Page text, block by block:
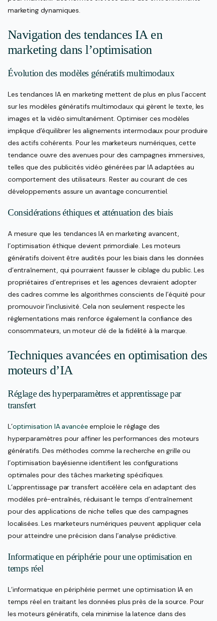
marketing dynamiques.
Navigation des tendances IA en
marketing dans l’optimisation
Évolution des modèles génératifs multimodaux
Les tendances IA en marketing mettent de plus en plus l’accent
sur les modèles génératifs multimodaux qui gèrent le texte, les
images et la vidéo simultanément. Optimiser ces modèles
implique d’équilibrer les alignements intermodaux pour produire
des actifs cohérents. Pour les marketeurs numériques, cette
tendance ouvre des avenues pour des campagnes immersives,
telles que des publicités vidéo générées par IA adaptées au
comportement des utilisateurs. Rester au courant de ces
développements assure un avantage concurrentiel.
Considérations éthiques et atténuation des biais
A mesure que les tendances IA en marketing avancent,
l’optimisation éthique devient primordiale. Les moteurs
génératifs doivent être audités pour les biais dans les données
d’entraînement, qui pourraient fausser le ciblage du public. Les
propriétaires d’entreprises et les agences devraient adopter
des cadres comme les algorithmes conscients de l’équité pour
promouvoir l’inclusivité. Cela non seulement respecte les
réglementations mais renforce également la confiance des
consommateurs, un moteur clé de la fidélité à la marque.
Techniques avancées en optimisation des
moteurs d’IA
Réglage des hyperparamètres et apprentissage par
transfert
L’optimisation IA avancée emploie le réglage des
hyperparamètres pour affiner les performances des moteurs
génératifs. Des méthodes comme la recherche en grille ou
l’optimisation bayésienne identifient les configurations
optimales pour des tâches marketing spécifiques.
L’apprentissage par transfert accélère cela en adaptant des
modèles pré-entraînés, réduisant le temps d’entraînement
pour des applications de niche telles que des campagnes
localisées. Les marketeurs numériques peuvent appliquer cela
pour atteindre une précision dans l’analyse prédictive.
Informatique en périphérie pour une optimisation en
temps réel
L’informatique en périphérie permet une optimisation IA en
temps réel en traitant les données plus près de la source. Pour
les moteurs génératifs, cela minimise la latence dans des